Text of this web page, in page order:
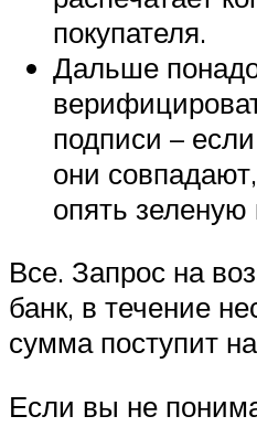
покупателя.
Дальше
подписи –
они
опять
Все. Запрос на
банк, в течение
сумма поступит
Если вы не